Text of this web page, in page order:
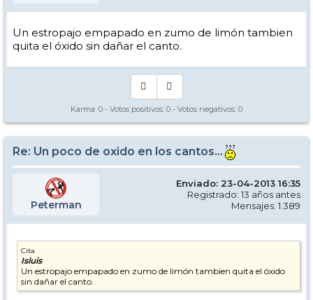
Un estropajo empapado en zumo de limón tambien
quita el óxido sin dañar el canto.
Karma: 0 - Votos positivos: 0 - Votos negativos: 0
Re: Un poco de oxido en los cantos...
Peterman
Enviado: 23-04-2013 16:35
Registrado: 13 años antes
Mensajes: 1.389
Cita
Isluis
Un estropajo empapado en zumo de limón tambien quita el óxido
sin dañar el canto.